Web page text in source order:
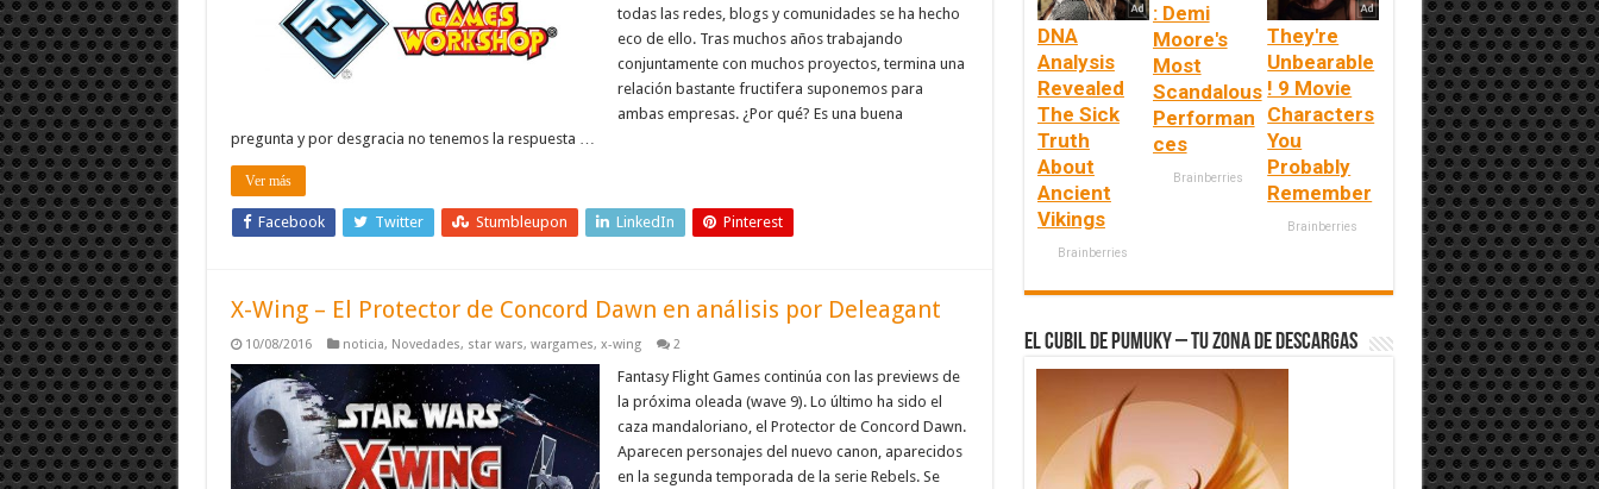
todas las redes, blogs y comunidades se ha hecho
eco de ello. Tras muchos años trabajando
conjuntamente con muchos proyectos, termina una
relación bastante fructifera suponemos para
ambas empresas. ¿Por qué? Es una buena
pregunta y por desgracia no tenemos la respuesta …
Ver más
Facebook Twitter Stumbleupon LinkedIn Pinterest
X-Wing – El Protector de Concord Dawn en análisis por Deleagant
10/08/2016 noticia, Novedades, star wars, wargames, x-wing 2
Fantasy Flight Games continúa con las previews de
la próxima oleada (wave 9). Lo último ha sido el
caza mandaloriano, el Protector de Concord Dawn.
Aparecen personajes del nuevo canon, aparecidos
en la segunda temporada de la serie Rebels. Se
DNA
Analysis
Revealed
The Sick
Truth
About
Ancient
Vikings
Brainberries
: Demi
Moore's
Most
Scandalous
Performan
ces
Brainberries
They're
Unbearable
! 9 Movie
Characters
You
Probably
Remember
Brainberries
El Cubil de Pumuky – Tu zona de Descargas